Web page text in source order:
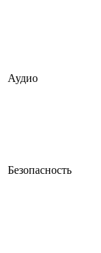
Аудио
Безопасность